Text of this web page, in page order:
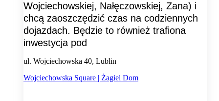
Wojciechowskiej, Nałęczowskiej, Zana) i
chcą zaoszczędzić czas na codziennych
dojazdach. Będzie to również trafiona
inwestycja pod
ul. Wojciechowska 40, Lublin
Wojciechowska Square | Żagiel Dom